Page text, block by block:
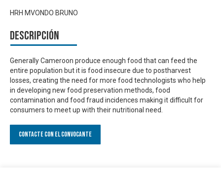
HRH MVONDO BRUNO
Descripción
Generally Cameroon produce enough food that can feed the
entire population but it is food insecure due to postharvest
losses, creating the need for more food technologists who help
in developing new food preservation methods, food
contamination and food fraud incidences making it difficult for
consumers to meet up with their nutritional need.
Contacte con el convocante